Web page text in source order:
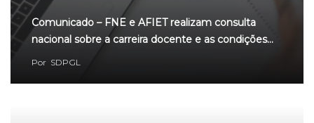
Comunicado – FNE e AFIET realizam consulta
nacional sobre a carreira docente e as condições…
Por SDPGL